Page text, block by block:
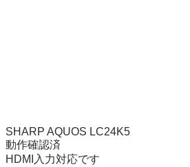
SHARP AQUOS LC24K5
動作確認済
HDMI入力対応です